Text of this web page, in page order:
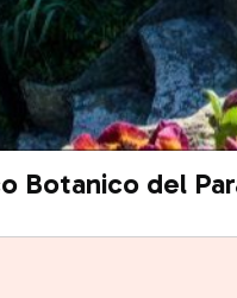
Botanico del